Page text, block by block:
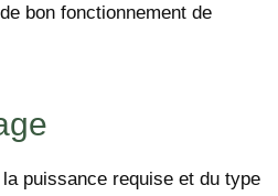
bon fonctionnement de
puissance requise et du type